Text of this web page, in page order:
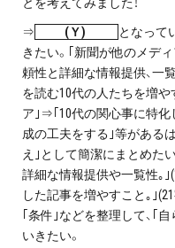
⇒ (Ｙ)
となって
きたい。｢新聞が他のメデ
頼性と詳細な情報提供、一
を読む10代の人たちを増や
ア｣⇒｢10代の関心事に特化
成の工夫をする｣等がある
え｣として簡潔にまとめたい
詳細な情報提供や一覧性｡｣
した記事を増やすこと｡｣
｢条件｣などを整理して、｢
いきたい。